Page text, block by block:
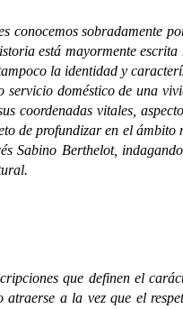
sobradamente por
está mayormente
la identidad y
doméstico de una
coordenadas vitales,
de profundizar en el
Sabino Berthelot,
que definen el
a la vez que el